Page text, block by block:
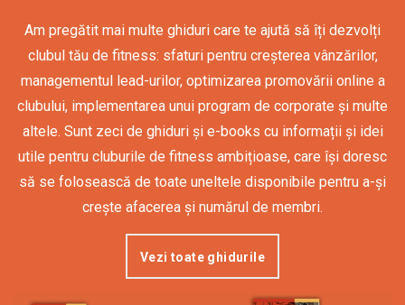
Am pregătit mai multe ghiduri care te ajută să îți dezvolți
clubul tău de fitness: sfaturi pentru creșterea vânzărilor,
managementul lead-urilor, optimizarea promovării online a
clubului, implementarea unui program de corporate și multe
altele. Sunt zeci de ghiduri și e-books cu informații și idei
utile pentru cluburile de fitness ambițioase, care își doresc
să se folosească de toate uneltele disponibile pentru a-și
crește afacerea și numărul de membri.
Vezi toate ghidurile